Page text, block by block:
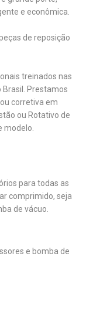
e econômica.
de reposição
treinados nas
Prestamos
corretiva em
ou Rotativo de
modelo.
para todas as
comprimido, seja
de vácuo.
e bomba de